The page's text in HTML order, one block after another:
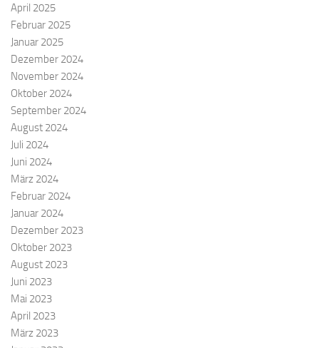
April 2025
Februar 2025
Januar 2025
Dezember 2024
November 2024
Oktober 2024
September 2024
August 2024
Juli 2024
Juni 2024
März 2024
Februar 2024
Januar 2024
Dezember 2023
Oktober 2023
August 2023
Juni 2023
Mai 2023
April 2023
März 2023